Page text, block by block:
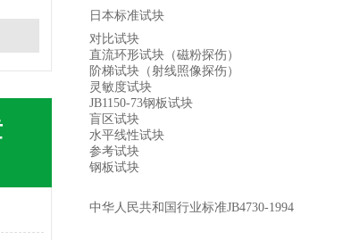
日本标准试块
对比试块
直流环形试块 （磁粉探伤）
阶梯试块 （射线照像探伤）
灵敏度试块
JB1150-73钢板试块
盲区试块
水平线性试块
参考试块
钢板试块
中华人民共和国行业标准JB4730-1994